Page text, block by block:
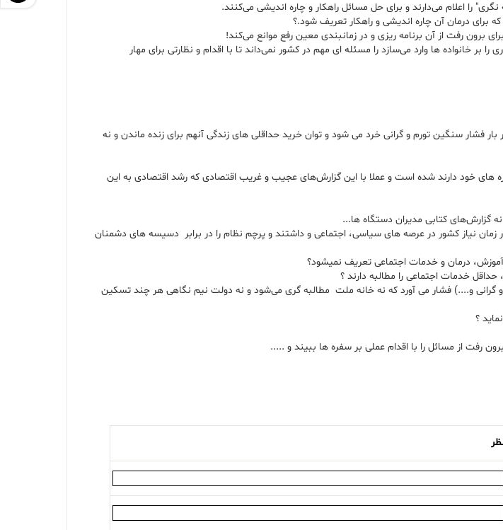
را اعلام می‌دارند و برای حل مسائل راهکار و چاره اندیشی می‌کنند.
درمان آن چاره اندیشی و راهکار تعریف شود.؟
برون رفت از آن برنامه ریزی و در زمانبندی معین رفع موانع می‌کند!
ها وارد می‌سازد را مسئله ای مهم در کشور نمی‌داند تا با اقدام و نظارتی برای مهار
سنگین تورم و گرانی خرد می شود و توان خرید حداقلی های زندگی آنهم برای زنده ماندن و نه
های خود دارند شده است و عملا با این گزارش‌های عجیب و غریب اقتصادی که رشد اقتصادی به این
گزارش‌های کتابی مدیران دستگاه ها...
نیاز کشور در عرصه های سیاسی، اجتماعی و داشتند و پرچم نظام را در برابر دسیسه های دشمنان
درمان و خدمات اجتماعی تعریف نمیشود؟
خدمات اجتماعی را مطالبه دارند ؟
گرانی و....) فشار می آورد که نه خانه ملت مطالبه گری می‌شود و نه دولت نیم نگاهی هر چند تسکین
؟
رفت از مسائل را با اقدام عملی بر سفره ها ببیند و .....‌‌